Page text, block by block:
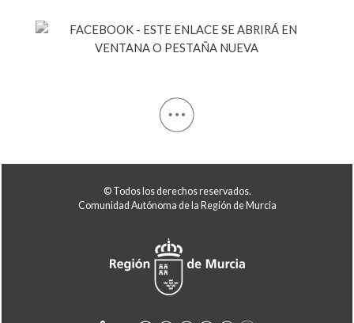
© Todos los derechos reservados.
Comunidad Autónoma de la Región de Murcia